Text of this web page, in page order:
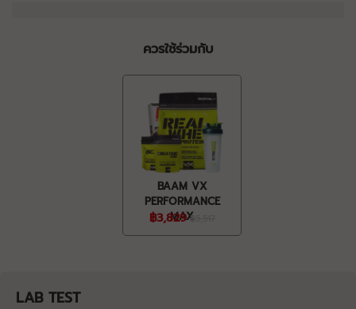
ควรใช้ร่วมกับ
BAAM VX
PERFORMANCE
MAX
฿3,829 ฿5,517
LAB TEST